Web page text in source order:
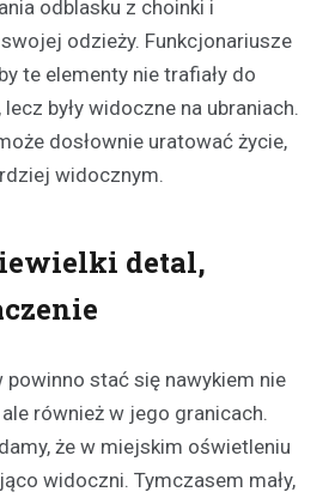
odblasku z choinki i
odzieży. Funkcjonariusze
te elementy nie trafiały do
były widoczne na ubraniach.
dosłownie uratować życie,
widocznym.
detal,
powinno stać się nawykiem nie
również w jego granicach.
że w miejskim oświetleniu
widoczni. Tymczasem mały,